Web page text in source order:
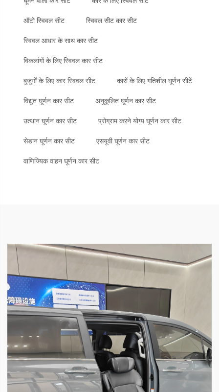
ऑटो स्विवल सीट स्विवल सीट कार सीट
स्विवल आधार के साथ कार सीट
विकलांगों के लिए स्विवल कार सीट
बुजुर्गों के लिए कार स्विवल सीट कारों के लिए गतिशील घूर्णन सीटें
विद्युत घूर्णन कार सीट अनुकूलित घूर्णन कार सीट
उत्थान घूर्णन कार सीट प्रोग्राम करने योग्य घूर्णन कार सीट
सेडान घूर्णन कार सीट एसयूवी घूर्णन कार सीट
वाणिज्यिक वाहन घूर्णन कार सीट